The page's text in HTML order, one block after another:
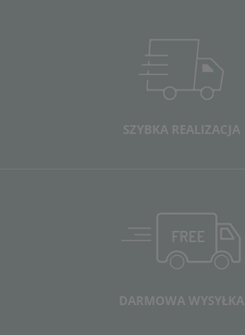
SZYBKA REALIZACJA
DARMOWA WYSYŁKA